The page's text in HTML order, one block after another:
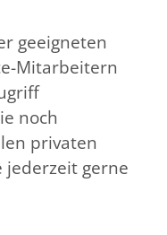
geeigneten
Mitarbeitern
noch
privaten
jederzeit gerne